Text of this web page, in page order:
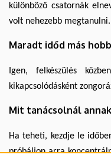
különböző csatornák
volt nehezebb megtanulni.
Maradt időd más
Igen, felkészülés
kikapcsolódásként
Mit tanácsolnál
Ha teheti, kezdje le
próbáljon arra